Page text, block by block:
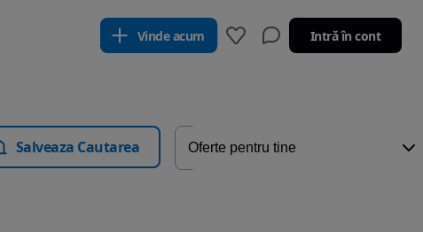
Vinde acum Intră în cont
Salveaza Cautarea